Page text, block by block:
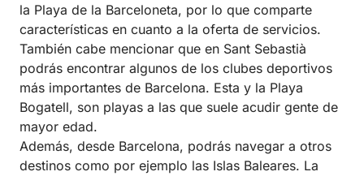
la Playa de la Barceloneta, por lo que comparte
características en cuanto a la oferta de servicios.
También cabe mencionar que en Sant Sebastià
podrás encontrar algunos de los clubes deportivos
más importantes de Barcelona. Esta y la Playa
Bogatell, son playas a las que suele acudir gente de
mayor edad.
Además, desde Barcelona, podrás navegar a otros
destinos como por ejemplo las Islas Baleares. La